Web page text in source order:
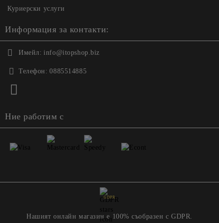
Куриерски услуги
Информация за контакти:
Имейл: info@itopshop.biz
Телефон: 0885514885
Ние работим с
GDPR
Нашият онлайн магазин е 100% съобразен с GDPR.